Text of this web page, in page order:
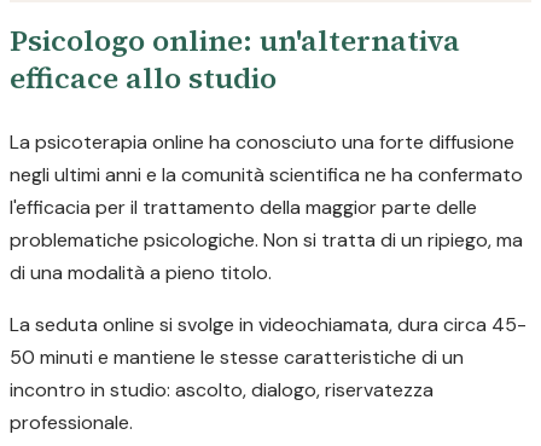
Psicologo online: un'alternativa
efficace allo studio
La psicoterapia online ha conosciuto una forte diffusione
negli ultimi anni e la comunità scientifica ne ha confermato
l'efficacia per il trattamento della maggior parte delle
problematiche psicologiche. Non si tratta di un ripiego, ma
di una modalità a pieno titolo.
La seduta online si svolge in videochiamata, dura circa 45-
50 minuti e mantiene le stesse caratteristiche di un
incontro in studio: ascolto, dialogo, riservatezza
professionale.